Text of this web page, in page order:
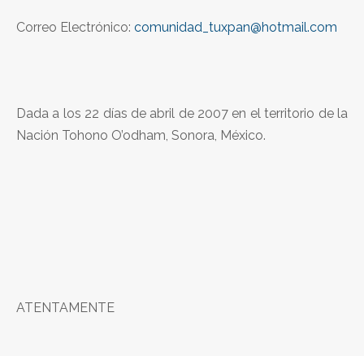
Correo Electrónico: comunidad_tuxpan@hotmail.com
Dada a los 22 días de abril de 2007 en el territorio de la
Nación Tohono O’odham, Sonora, México.
ATENTAMENTE